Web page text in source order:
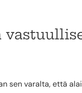
sen varalta, että